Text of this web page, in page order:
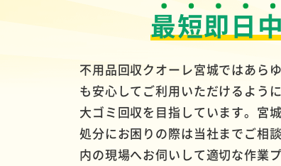
最短即日
不用品回収クオーレ宮城ではあら
も安心してご利用いただけるよう
大ゴミ回収を目指しています。宮
処分にお困りの際は当社までご相
内の現場へお伺いして適切な作業